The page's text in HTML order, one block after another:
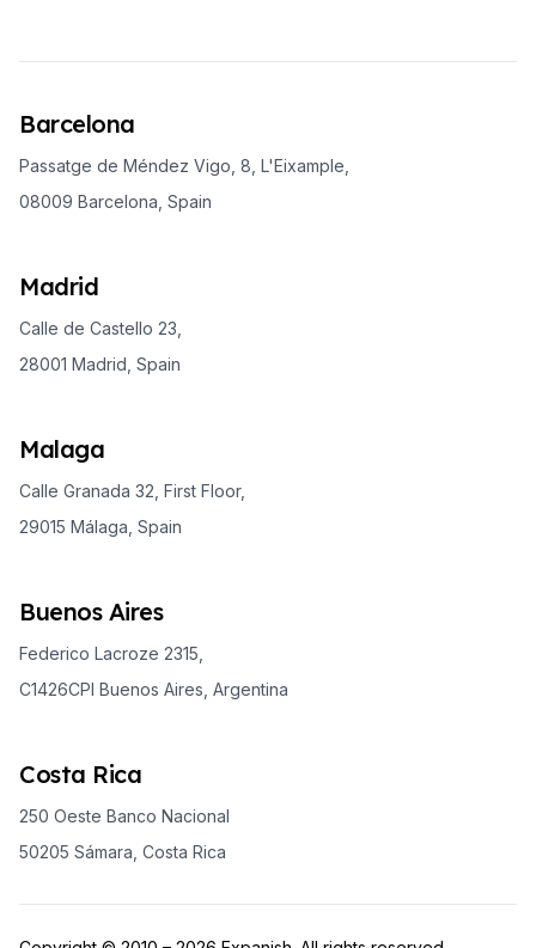
Barcelona
Passatge de Méndez Vigo, 8, L'Eixample,
08009 Barcelona, Spain
Madrid
Calle de Castello 23,
28001 Madrid, Spain
Malaga
Calle Granada 32, First Floor,
29015 Málaga, Spain
Buenos Aires
Federico Lacroze 2315,
C1426CPI Buenos Aires, Argentina
Costa Rica
250 Oeste Banco Nacional
50205 Sámara, Costa Rica